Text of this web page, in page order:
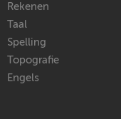
Rekenen
Taal
Spelling
Topografie
Engels